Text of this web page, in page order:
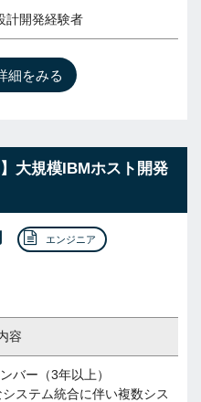
計開発経験者
細をみる
】大規模IBMホスト開発
エンジニア
容
ンバー（3年以上）
ステム統合に伴い複数シス